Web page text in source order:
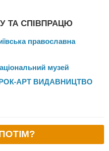
ТА СПІВПРАЦЮ
православна
музей
АРТ ВИДАВНИЦТВО